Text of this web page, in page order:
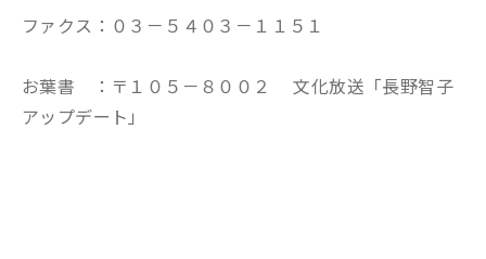
ファクス：０３－５４０３－１１５１
お葉書 ：〒１０５－８００２ 文化放送「長野智子
アップデート」